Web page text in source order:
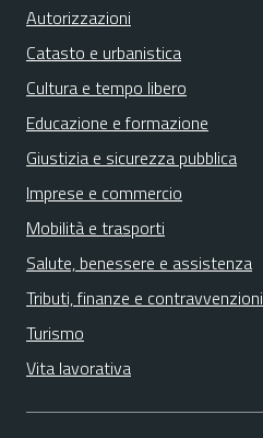
Autorizzazioni
Catasto e urbanistica
Cultura e tempo libero
Educazione e formazione
Giustizia e sicurezza pubblica
Imprese e commercio
Mobilità e trasporti
Salute, benessere e assistenza
Tributi, finanze e contravvenzioni
Turismo
Vita lavorativa